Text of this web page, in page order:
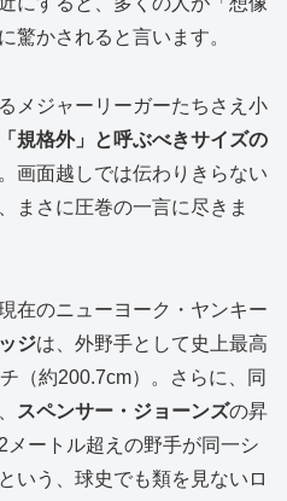
驚かされると言います。
メジャーリーガーたちさえ小
「規格外」と呼ぶべきサイズの
画面越しでは伝わりきらない
まさに圧巻の一言に尽きま
在のニューヨーク・ヤンキー
ジは、外野手として史上最高
（約200.7cm）。さらに、同
スペンサー・ジョーンズの昇
ートル超えの野手が同一シ
いう、球史でも類を見ないロ